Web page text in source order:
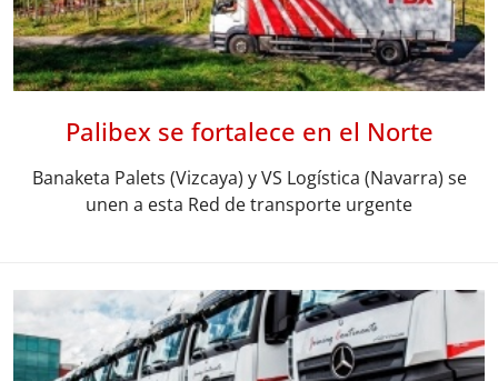
Palibex se fortalece en el Norte
Banaketa Palets (Vizcaya) y VS Logística (Navarra) se
unen a esta Red de transporte urgente